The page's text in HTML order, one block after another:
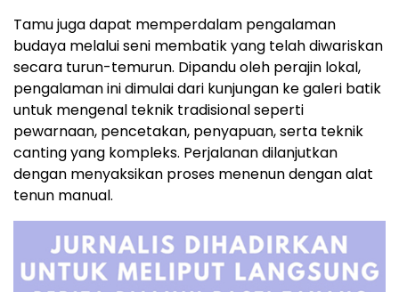
Tamu juga dapat memperdalam pengalaman
budaya melalui seni membatik yang telah diwariskan
secara turun-temurun. Dipandu oleh perajin lokal,
pengalaman ini dimulai dari kunjungan ke galeri batik
untuk mengenal teknik tradisional seperti
pewarnaan, pencetakan, penyapuan, serta teknik
canting yang kompleks. Perjalanan dilanjutkan
dengan menyaksikan proses menenun dengan alat
tenun manual.